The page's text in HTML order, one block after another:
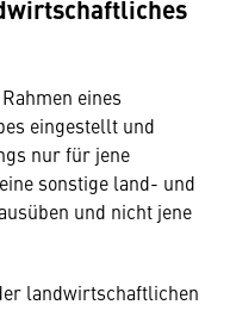
eines
eingestellt und
nur für jene
sonstige land- und
und nicht jene
landwirtschaftlichen